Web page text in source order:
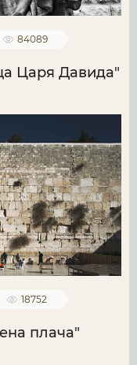
84089
Царя Давида"
18752
плача"